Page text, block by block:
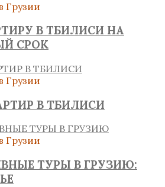
Грузии
В ТБИЛИСИ НА
СРОК
Грузии
В ТБИЛИСИ
Грузии
ТУРЫ В ГРУЗИЮ: